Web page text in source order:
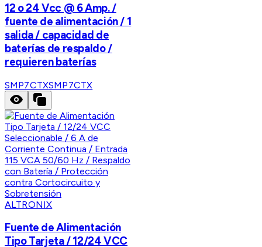
12 o 24 Vcc @ 6 Amp. /
fuente de alimentación / 1
salida / capacidad de
baterías de respaldo /
requieren baterías
SMP7CTXSMP7CTX
ALTRONIX
Fuente de Alimentación
Tipo Tarjeta / 12/24 VCC